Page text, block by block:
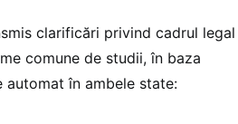
clarificări privind cadrul legal
comune de studii, în baza
automat în ambele state: